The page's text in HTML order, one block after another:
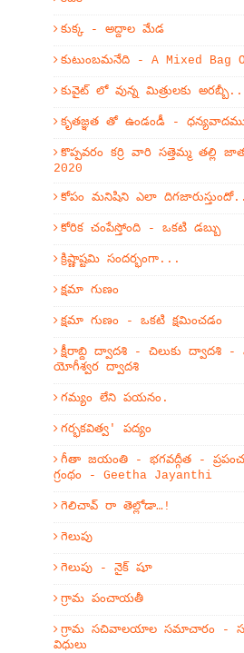
కుక్క - అద్దాల మేడ
కుటుంబమనేది - A Mixed Bag
కువైట్ లో వున్న మిత్రులకు
కృతజ్ఞత తో ఉండండీ -
కొప్పవరం కర్రి వారి సత్తెమ్మ తల్లి
2020
కోపం మనిషిని ఎలా
కోరిక చంపేస్తోంది - ఒకటి డబ్బు
క్రిష్ణాష్టమి సందర్భంగా...
క్షమా గుణం
క్షమా గుణం - ఒకటి క్షమించడం
క్షీరాబ్ది ద్వాదశి - చిలుకు ద్వాదశి
యోగీశ్వర ద్వాదశి
గమ్యం లేని పయనం.
గర్భకవిత్వ' పద్యం
గీతా జయంతి - భగవద్గీత -
గ్రంథం - Geetha Jayanthi
గెలిచావ్ రా తెల్లోడా…!
గెలుపు
గెలుపు - నైక్ షూ
గ్రామ పంచాయతీ
గ్రామ సచివాలయాల సమాచారం -
విధులు